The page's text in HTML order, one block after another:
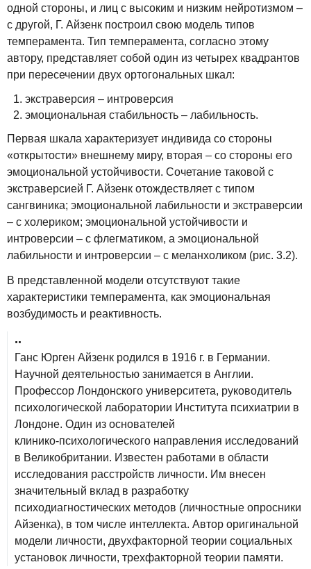
одной стороны, и лиц с высоким и низким нейротизмом –
с другой, Г. Айзенк построил свою модель типов
темперамента. Тип темперамента, согласно этому
автору, представляет собой один из четырех квадрантов
при пересечении двух ортогональных шкал:
экстраверсия – интроверсия
эмоциональная стабильность – лабильность.
Первая шкала характеризует индивида со стороны
«открытости» внешнему миру, вторая – со стороны его
эмоциональной устойчивости. Сочетание таковой с
экстраверсией Г. Айзенк отождествляет с типом
сангвиника; эмоциональной лабильности и экстраверсии
– с холериком; эмоциональной устойчивости и
интроверсии – с флегматиком, а эмоциональной
лабильности и интроверсии – с меланхоликом (рис. 3.2).
В представленной модели отсутствуют такие
характеристики темперамента, как эмоциональная
возбудимость и реактивность.
..
Ганс Юрген Айзенк родился в 1916 г. в Германии.
Научной деятельностью занимается в Англии.
Профессор Лондонского университета, руководитель
психологической лаборатории Института психиатрии в
Лондоне. Один из основателей
клинико‑психологического направления исследований
в Великобритании. Известен работами в области
исследования расстройств личности. Им внесен
значительный вклад в разработку
психодиагностических методов (личностные опросники
Айзенка), в том числе интеллекта. Автор оригинальной
модели личности, двухфакторной теории социальных
установок личности, трехфакторной теории памяти.